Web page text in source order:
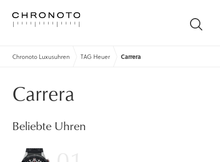
Chronoto Luxusuhren TAG Heuer Carrera
Carrera
Beliebte Uhren